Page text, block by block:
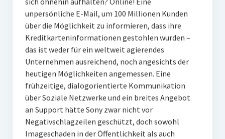
unpersönliche E-Mail, um 100 Millionen Kunden
über die Möglichkeit zu informieren, dass ihre
Kreditkarteninformationen gestohlen wurden –
das ist weder für ein weltweit agierendes
Unternehmen ausreichend, noch angesichts der
heutigen Möglichkeiten angemessen. Eine
frühzeitige, dialogorientierte Kommunikation
über Soziale Netzwerke und ein breites Angebot
an Support hätte Sony zwar nicht vor
Negativschlagzeilen geschützt, doch sowohl
Imageschaden in der Öffentlichkeit als auch